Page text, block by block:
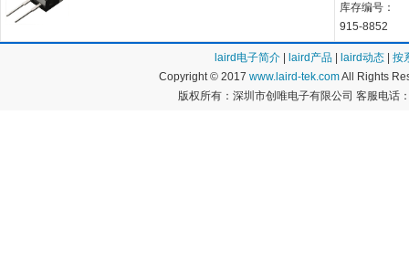
库存编号：
915-8852
laird电子简介 laird产品 laird动态
按
Copyright © 2017 www.laird-tek.comAll Rights
版权所有：深圳市创唯电子有限公司 客服电话